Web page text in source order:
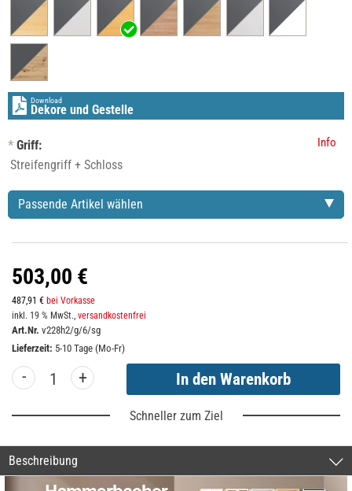
Download
Dekore und Gestelle
* Griff: Info
Passende Artikel wählen
503,00 €
487,91 € bei Vorkasse
inkl. 19 % MwSt., versandkostenfrei
Art.Nr. v228h2/g/6/sg
Lieferzeit: 5-10 Tage (Mo-Fr)
- +
Schneller zum Ziel
Beschreibung